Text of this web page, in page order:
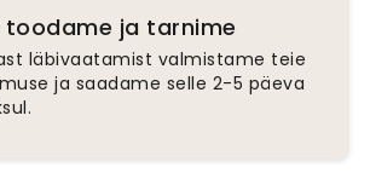
toodame ja tarnime
läbivaatamist valmistame teie
ja saadame selle 2-5 päeva